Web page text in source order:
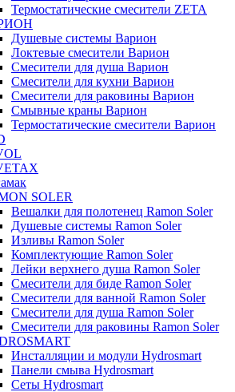
Термостатические смесители ZETA
Душевые системы Варион
Локтевые смесители Варион
Смесители для душа Варион
Смесители для кухни Варион
Смесители для раковины Варион
Смывные краны Варион
Термостатические смесители Варион
SOLER
Вешалки для полотенец Ramon Soler
Душевые системы Ramon Soler
Изливы Ramon Soler
Комплектующие Ramon Soler
Лейки верхнего душа Ramon Soler
Смесители для биде Ramon Soler
Смесители для ванной Ramon Soler
Смесители для душа Ramon Soler
Смесители для раковины Ramon Soler
Инсталляции и модули Hydrosmart
Панели смыва Hydrosmart
Сеты Hydrosmart